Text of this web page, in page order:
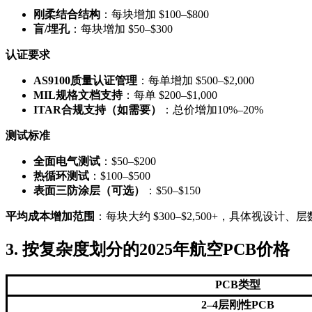
刚柔结合结构 ：每块增加 $100–$800
盲/埋孔：每块增加 $50–$300
认证要求
AS9100质量认证管理 ：每单增加 $500–$2,000
MIL规格文档支持：每单 $200–$1,000
ITAR合规支持（如需要）
：总价增加10%–20%
测试标准
全面电气测试 ：$50–$200
热循环测试 ：$100–$500
表面三防涂层（可选）
：$50–$150
平均成本增加范围 ：每块大约 $300–$2,500+，具体视设计、层
3. 按复杂度划分的2025年航空PCB价格
PCB类型
2–4层刚性PCB